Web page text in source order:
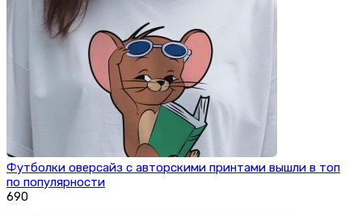
Футболки оверсайз с авторскими принтами вышли в топ
по популярности
690